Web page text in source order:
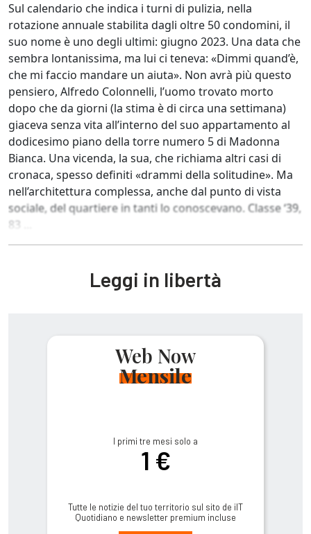
Sul calendario che indica i turni di pulizia, nella
rotazione annuale stabilita dagli oltre 50 condomini, il
suo nome è uno degli ultimi: giugno 2023. Una data che
sembra lontanissima, ma lui ci teneva: «Dimmi quand’è,
che mi faccio mandare un aiuta». Non avrà più questo
pensiero, Alfredo Colonnelli, l’uomo trovato morto
dopo che da giorni (la stima è di circa una settimana)
giaceva senza vita all’interno del suo appartamento al
dodicesimo piano della torre numero 5 di Madonna
Bianca. Una vicenda, la sua, che richiama altri casi di
cronaca, spesso definiti «drammi della solitudine». Ma
nell’architettura complessa, anche dal punto di vista
sociale, del quartiere in tanti lo conoscevano. Classe ‘39,
83 ...
Leggi in libertà
Web Now
Mensile
I primi tre mesi solo a
1 €
Tutte le notizie del tuo territorio sul sito de ilT
Quotidiano e newsletter premium incluse